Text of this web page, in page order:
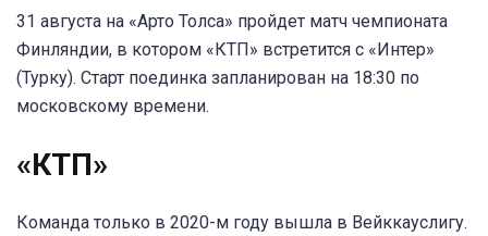
31 августа на «Арто Толса» пройдет матч чемпионата
Финляндии, в котором «КТП» встретится с «Интер»
(Турку). Старт поединка запланирован на 18:30 по
московскому времени.
«КТП»
Команда только в 2020-м году вышла в Вейккауслигу.